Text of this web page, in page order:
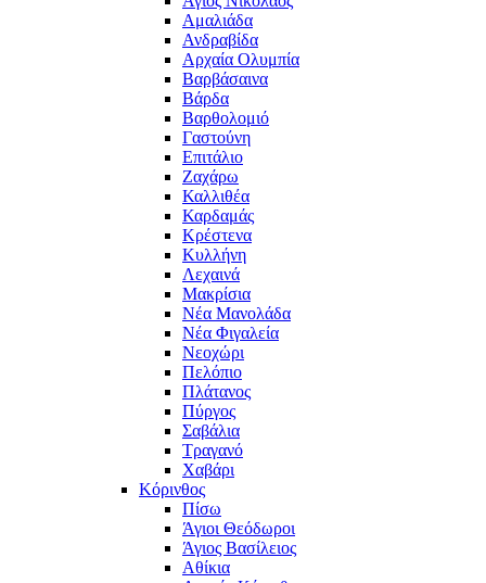
Αμαλιάδα
Ανδραβίδα
Αρχαία Ολυμπία
Βαρβάσαινα
Βάρδα
Βαρθολομιό
Γαστούνη
Επιτάλιο
Ζαχάρω
Καλλιθέα
Καρδαμάς
Κρέστενα
Κυλλήνη
Λεχαινά
Μακρίσια
Νέα Μανολάδα
Νέα Φιγαλεία
Νεοχώρι
Πελόπιο
Πλάτανος
Πύργος
Σαβάλια
Τραγανό
Χαβάρι
Κόρινθος
Πίσω
Άγιοι Θεόδωροι
Άγιος Βασίλειος
Αθίκια